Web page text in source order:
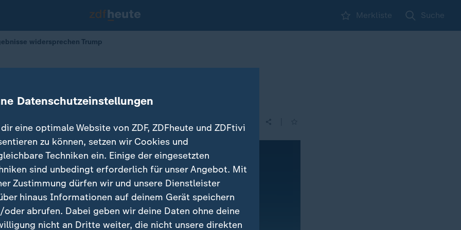
Merkliste Suche
widersprechen Trump
widersprechen Trump
Datenschutzeinstellungen
eine optimale Website von ZDF, ZDFheute und ZDFtivi
zu können, setzen wir Cookies und
Techniken ein. Einige der eingesetzten
sind unbedingt erforderlich für unser Angebot. Mit
Zustimmung dürfen wir und unsere Dienstleister
hinaus Informationen auf deinem Gerät speichern
oder abrufen. Dabei geben wir deine Daten ohne deine
nicht an Dritte weiter, die nicht unsere direkten